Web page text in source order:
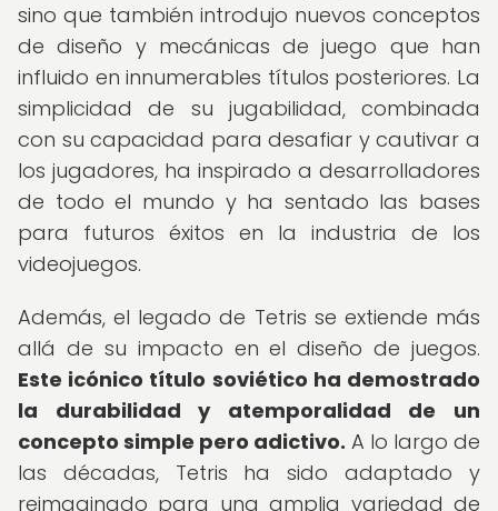
sino que también introdujo nuevos conceptos
de diseño y mecánicas de juego que han
influido en innumerables títulos posteriores. La
simplicidad de su jugabilidad, combinada
con su capacidad para desafiar y cautivar a
los jugadores, ha inspirado a desarrolladores
de todo el mundo y ha sentado las bases
para futuros éxitos en la industria de los
videojuegos.
Además, el legado de Tetris se extiende más
allá de su impacto en el diseño de juegos.
Este icónico título soviético ha demostrado
la durabilidad y atemporalidad de un
concepto simple pero adictivo. A lo largo de
las décadas, Tetris ha sido adaptado y
reimaginado para una amplia variedad de